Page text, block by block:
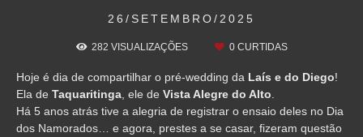
26/SETEMBRO/2025
282 VISUALIZAÇÕES 0CURTIDAS
Hoje é dia de compartilhar o pré-wedding da Laís e do Diego!
Ela de Taquaritinga , ele de Vista Alegre do Alto
Há 5 anos atrás tive a alegria de registrar o ensaio deles no Dia
dos Namorados… e agora, prestes a se casar, fizeram questão